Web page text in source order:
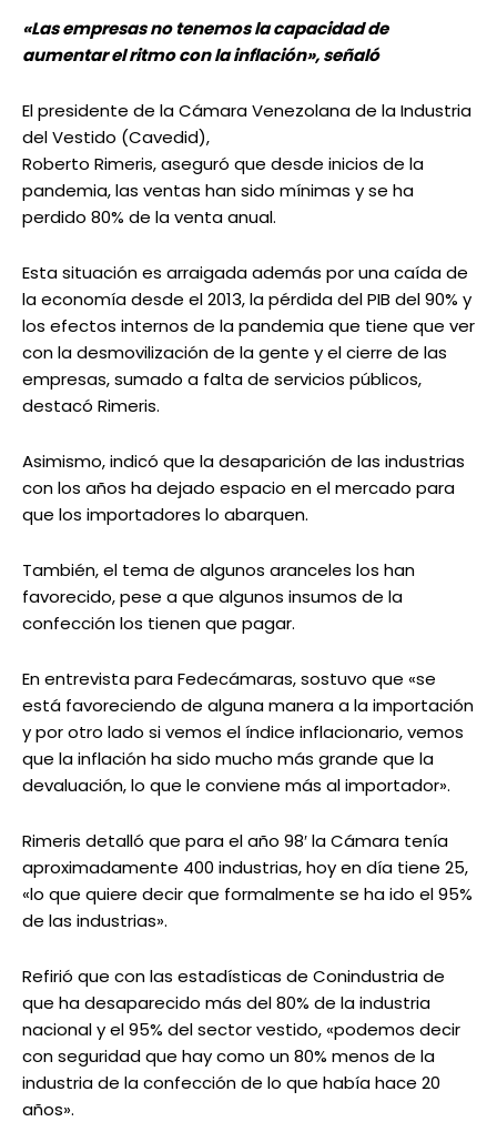
«Las empresas no tenemos la capacidad de
aumentar el ritmo con la inflación», señaló
El presidente de la Cámara Venezolana de la Industria
del Vestido (Cavedid),
Roberto Rimeris, aseguró que desde inicios de la
pandemia, las ventas han sido mínimas y se ha
perdido 80% de la venta anual.
Esta situación es arraigada además por una caída de
la economía desde el 2013, la pérdida del PIB del 90% y
los efectos internos de la pandemia que tiene que ver
con la desmovilización de la gente y el cierre de las
empresas, sumado a falta de servicios públicos,
destacó Rimeris.
Asimismo, indicó que la desaparición de las industrias
con los años ha dejado espacio en el mercado para
que los importadores lo abarquen.
También, el tema de algunos aranceles los han
favorecido, pese a que algunos insumos de la
confección los tienen que pagar.
En entrevista para Fedecámaras, sostuvo que «se
está favoreciendo de alguna manera a la importación
y por otro lado si vemos el índice inflacionario, vemos
que la inflación ha sido mucho más grande que la
devaluación, lo que le conviene más al importador».
Rimeris detalló que para el año 98′ la Cámara tenía
aproximadamente 400 industrias, hoy en día tiene 25,
«lo que quiere decir que formalmente se ha ido el 95%
de las industrias».
Refirió que con las estadísticas de Conindustria de
que ha desaparecido más del 80% de la industria
nacional y el 95% del sector vestido, «podemos decir
con seguridad que hay como un 80% menos de la
industria de la confección de lo que había hace 20
años».